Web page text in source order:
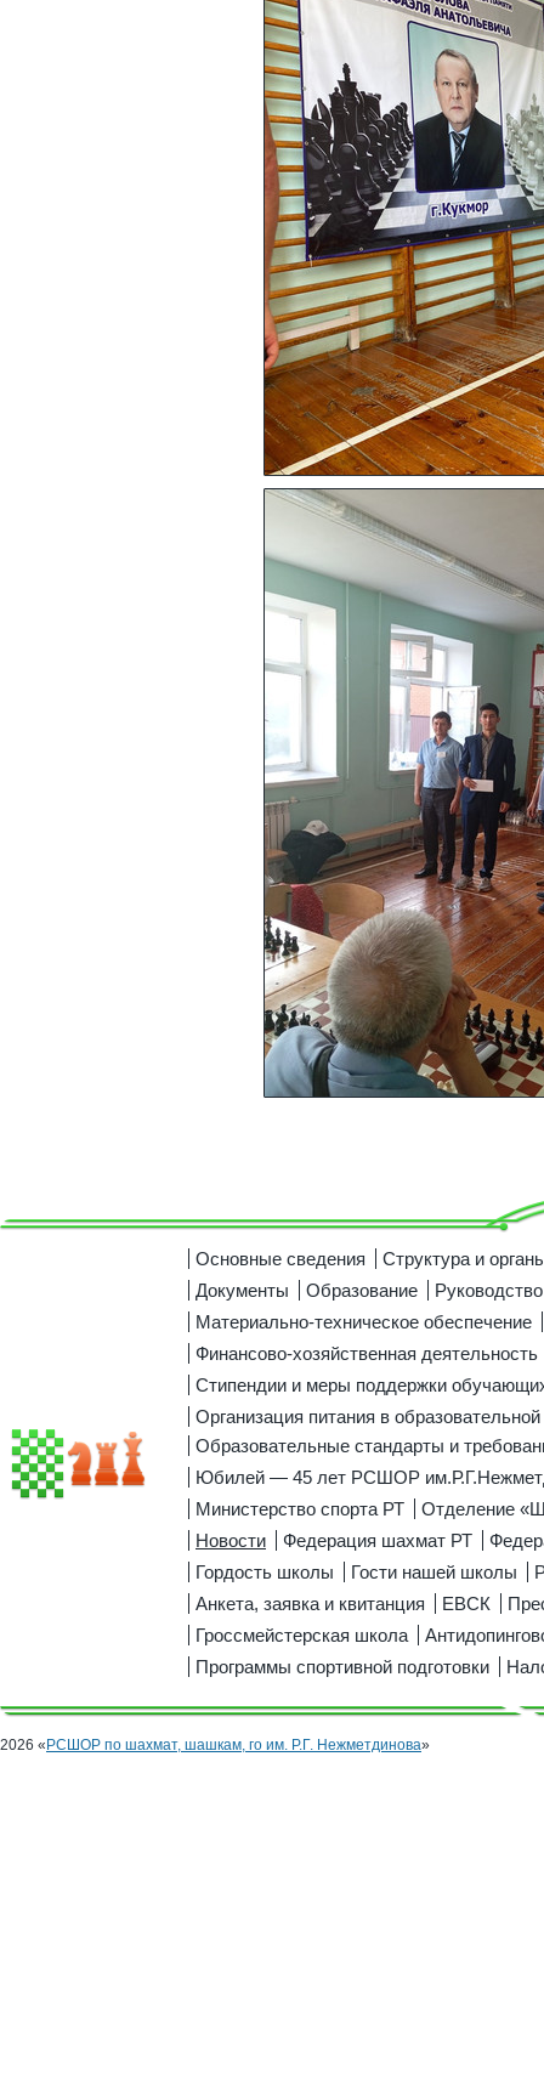
Основные сведения
Структура и
Документы
Образование
Руководство
Материально-техническое обеспечение
Финансово-хозяйственная деятельность
Стипендии и меры поддержки
Организация питания в образовательной
Образовательные стандарты и
Юбилей — 45 лет РСШОР
Министерство спорта РТ
Отделение
Новости
Федерация шахмат РТ
Гордость школы
Гости нашей школы
Анкета, заявка и квитанция
ЕВСК
Гроссмейстерская школа
Программы спортивной подготовки
2026 « РСШОР по шахмат, шашкам, го им. Р.Г. Нежметдинова»